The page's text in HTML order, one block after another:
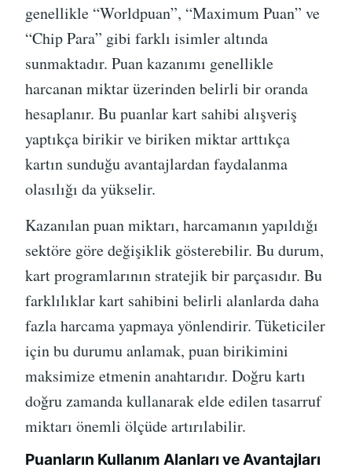
genellikle “Worldpuan”, “Maximum Puan” ve
“Chip Para” gibi farklı isimler altında
sunmaktadır. Puan kazanımı genellikle
harcanan miktar üzerinden belirli bir oranda
hesaplanır. Bu puanlar kart sahibi alışveriş
yaptıkça birikir ve biriken miktar arttıkça
kartın sunduğu avantajlardan faydalanma
olasılığı da yükselir.
Kazanılan puan miktarı, harcamanın yapıldığı
sektöre göre değişiklik gösterebilir. Bu durum,
kart programlarının stratejik bir parçasıdır. Bu
farklılıklar kart sahibini belirli alanlarda daha
fazla harcama yapmaya yönlendirir. Tüketiciler
için bu durumu anlamak, puan birikimini
maksimize etmenin anahtarıdır. Doğru kartı
doğru zamanda kullanarak elde edilen tasarruf
miktarı önemli ölçüde artırılabilir.
Puanların Kullanım Alanları ve Avantajları